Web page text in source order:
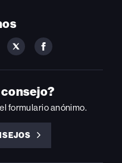
FOLLOW
ON
FOLLOW
ON
FACEBOOK
formulario anónimo.